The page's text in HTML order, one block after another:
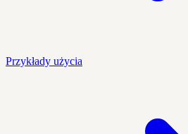
Przykłady użycia